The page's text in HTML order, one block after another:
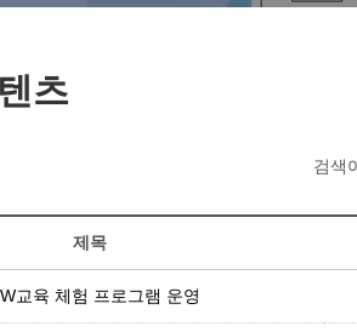
츠
검색
제목
교육 체험 프로그램 운영